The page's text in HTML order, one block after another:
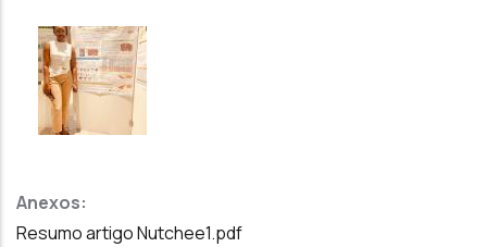
Anexos:
Resumo artigo Nutchee1.pdf